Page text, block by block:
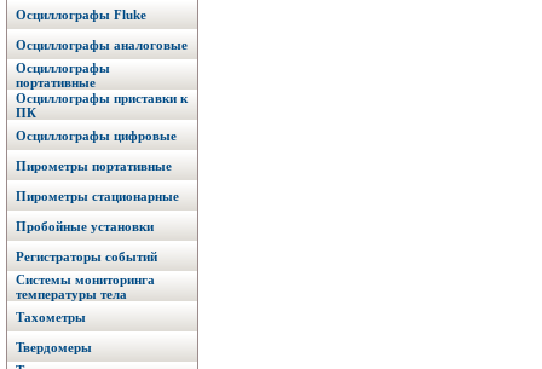
Осциллографы Fluke
Осциллографы аналоговые
Осциллографы
портативные
Осциллографы приставки к
ПК
Осциллографы цифровые
Пирометры портативные
Пирометры стационарные
Пробойные установки
Регистраторы событий
Системы мониторинга
температуры тела
Тахометры
Твердомеры